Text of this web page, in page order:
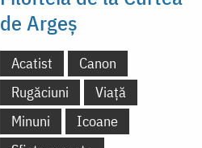
de Argeș
Acatist
Canon
Rugăciuni
Viață
Minuni
Icoane